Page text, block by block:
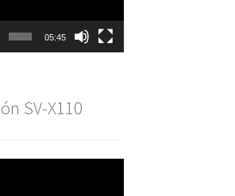
05:45
SV-X110